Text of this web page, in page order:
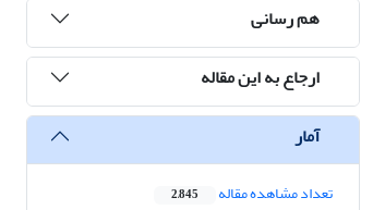
هم رسانی
ارجاع به این مقاله
آمار
تعداد مشاهده مقاله 2,845